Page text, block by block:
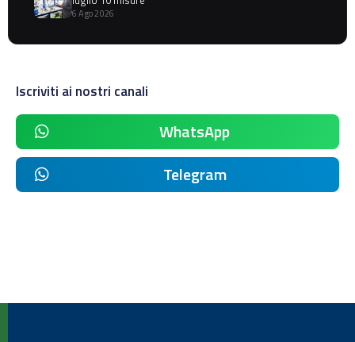
6 Ago 2026
Iscriviti ai nostri canali
WhatsApp
Telegram